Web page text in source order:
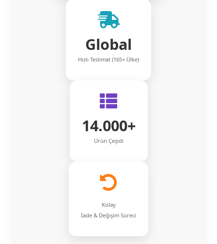
Global
Hızlı Teslimat (165+ Ülke)
14.000+
Ürün Çeşidi
Kolay
İade & Değişim Süreci